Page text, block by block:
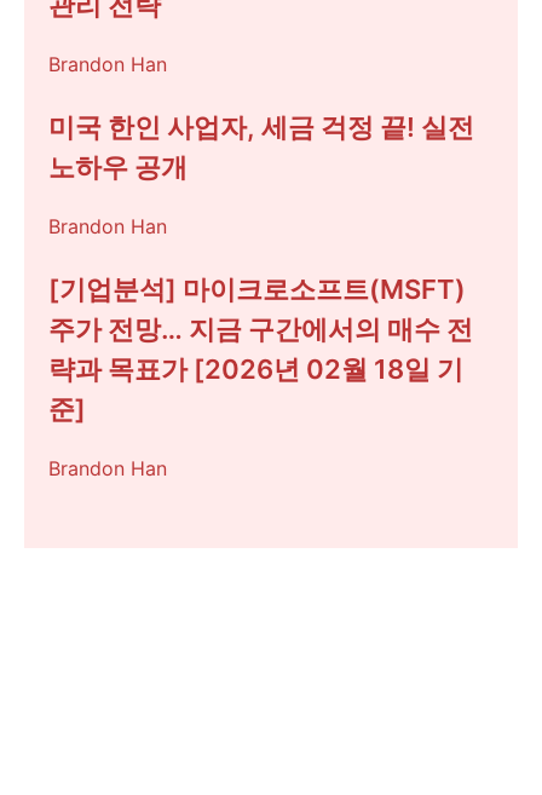
Brandon Han
미국 한인 사업자, 세금 걱정 끝! 실전
노하우 공개
Brandon Han
[기업분석] 마이크로소프트(MSFT)
주가 전망… 지금 구간에서의 매수 전
략과 목표가 [2026년 02월 18일 기
준]
Brandon Han